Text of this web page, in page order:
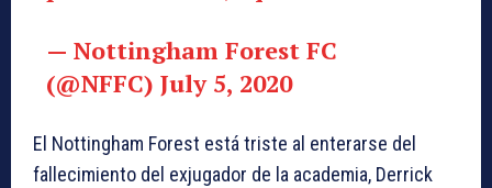
— Nottingham Forest FC
(@NFFC) July 5, 2020
El Nottingham Forest está triste al enterarse del
fallecimiento del exjugador de la academia, Derrick